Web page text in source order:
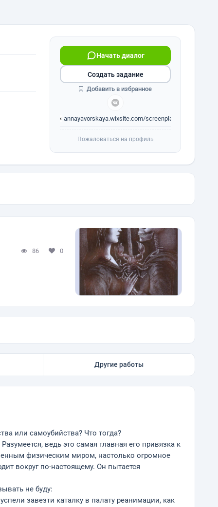
Начать диалог
annayavorskaya.wixsite.com/screenplay
Создать задание
Добавить в избранное
Пожаловаться на профиль
86 0
Другие работы
или самоубийства? Что тогда?
ведь это самая главная его привязка к
физическим миром, настолько огромное
вокруг по-настоящему. Он пытается
не буду:
завезти каталку в палату реанимации, как